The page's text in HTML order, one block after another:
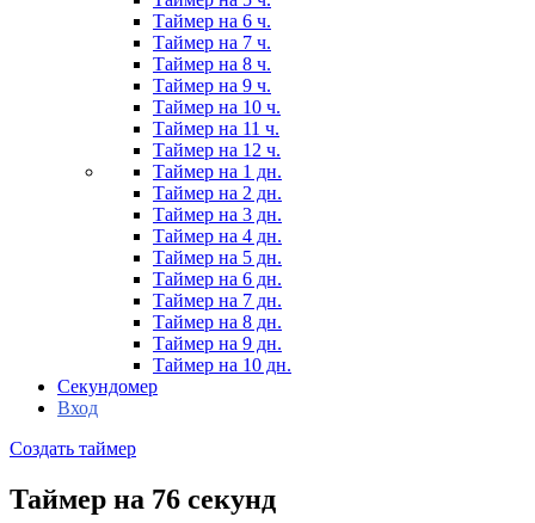
Таймер на 6 ч.
Таймер на 7 ч.
Таймер на 8 ч.
Таймер на 9 ч.
Таймер на 10 ч.
Таймер на 11 ч.
Таймер на 12 ч.
Таймер на 1 дн.
Таймер на 2 дн.
Таймер на 3 дн.
Таймер на 4 дн.
Таймер на 5 дн.
Таймер на 6 дн.
Таймер на 7 дн.
Таймер на 8 дн.
Таймер на 9 дн.
Таймер на 10 дн.
Секундомер
Вход
Создать таймер
Таймер на 76 секунд